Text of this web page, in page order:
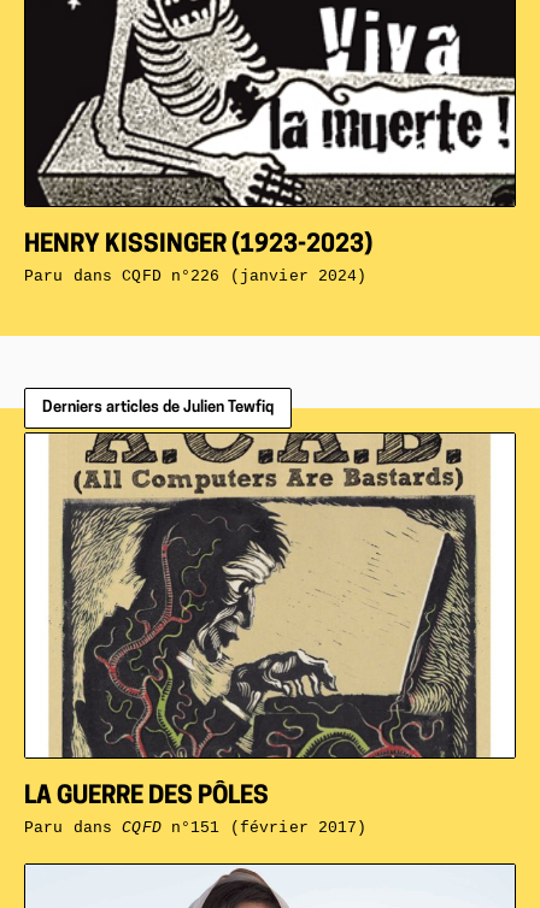
HENRY KISSINGER (1923-2023)
Paru dansCQFD n°226 (janvier 2024)
Derniers articles de Julien Tewfiq
LA GUERRE DES PÔLES
Paru dansCQFDn°151 (février 2017)